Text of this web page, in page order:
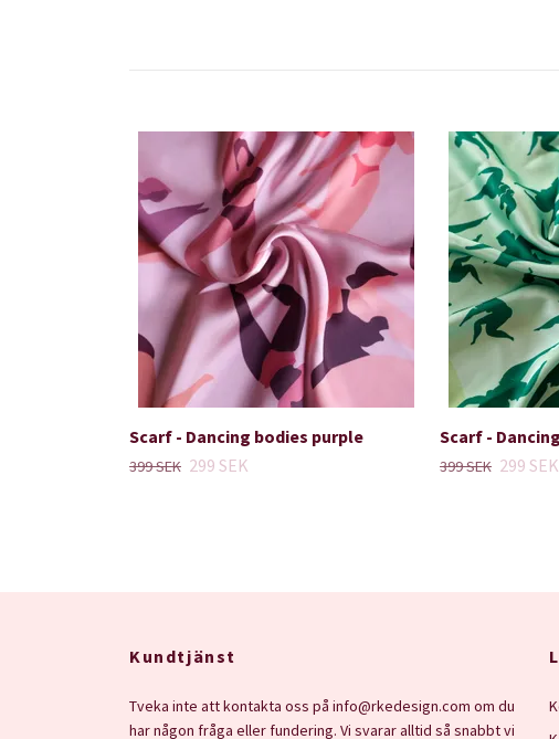
Scarf - Dancing bodies purple
399 SEK 299 SEK
Scarf -
399 SEK 299 SEK
Kundtjänst
Tveka inte att kontakta oss på info@rkedesign.com om du
har någon fråga eller fundering. Vi svarar alltid så snabbt vi